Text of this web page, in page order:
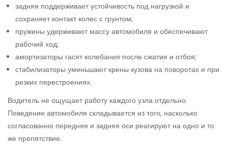
задняя поддерживает устойчивость под нагрузкой и
сохраняет контакт колес с грунтом;
пружины удерживают массу автомобиля и обеспечивают
рабочий ход;
амортизаторы гасят колебания после сжатия и отбоя;
стабилизаторы уменьшают крены кузова на поворотах и при
резких перестроениях.
Водитель не ощущает работу каждого узла отдельно.
Поведение автомобиля складывается из того, насколько
согласованно передняя и задняя оси реагируют на одно и то
же препятствие.